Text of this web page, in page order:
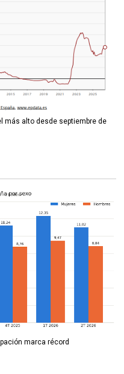
más alto desde septiembre de
marca récord